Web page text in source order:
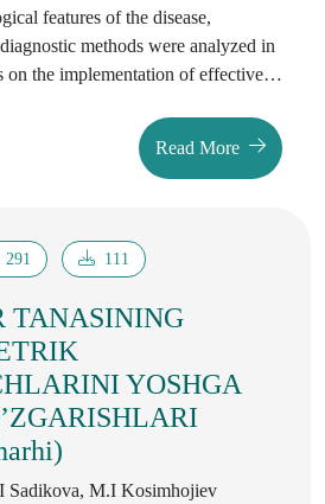
features of the disease,
methods were analyzed in
on the implementation of effective
compliance with sanitary and
awareness of the population. The
Read More
291 111
TANASINING
YOSHGA
Sadikova, M.I Kosimhojiev